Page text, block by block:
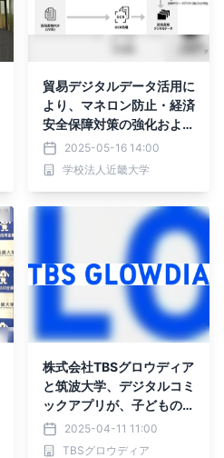
貿易デジタルデータ活用に
より、マネロン防止・経済
安全保障対策の強化および
業務効率化への有効性を確
認 ～貿易書類のチェック
作業効率化により、約2
2025-05-16 14:00
学校法人近畿大学
株式会社TBSグロウディア
と筑波大学、デジタルコミ
ックアプリが、子どもの学
習意欲やコミュニケーショ
ンに与える影響について共
2025-04-11 11:00
TBSグロウディア